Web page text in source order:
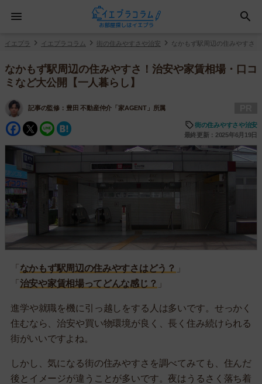
イエプラ イエプラコラム 街の住みやすさや治安 なかもず駅周辺の住みやすさ
なかもず駅周辺の住みやすさ！治安や家賃相場・口コ
ミなど大公開【一人暮らし】
記事の監修： 豊田 不動産仲介「家AGENT」所属
Facebook
Twitter
Line
街の住みやすさや治安
最終更新：2025年6月19日
「 なかもず駅周辺の住みやすさはどう？ 」
「 治安や家賃相場ってどんな感じ？ 」
進学や就職を機に引っ越しをする人は多いです。せっかく
住むなら、治安や買い物環境が良く、長く住み続けられる
街がいいですよね。
しかし、気になる街の住みやすさを調べてみても、住んだ
後とイメージが違うことが多いです。夜はうるさく落ち着